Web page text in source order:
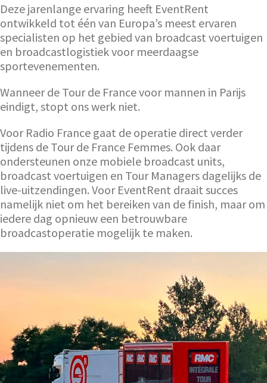
Deze jarenlange ervaring heeft EventRent
ontwikkeld tot één van Europa’s meest ervaren
specialisten op het gebied van broadcast voertuigen
en broadcastlogistiek voor meerdaagse
sportevenementen.
Wanneer de Tour de France voor mannen in Parijs
eindigt, stopt ons werk niet.
Voor Radio France gaat de operatie direct verder
tijdens de Tour de France Femmes. Ook daar
ondersteunen onze mobiele broadcast units,
broadcast voertuigen en Tour Managers dagelijks de
live-uitzendingen. Voor EventRent draait succes
namelijk niet om het bereiken van de finish, maar om
iedere dag opnieuw een betrouwbare
broadcastoperatie mogelijk te maken.